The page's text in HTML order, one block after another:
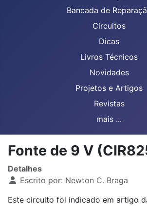
Bancada de
Circuitos
Dicas
Livros Técnicos
Novidades
Projetos e Artigos
Revistas
mais ...
Fonte de 9 V
Detalhes
Escrito por: Newton C. Braga
Este circuito foi indicado em artigo